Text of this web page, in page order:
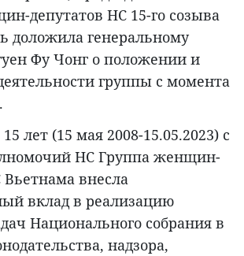
депутатов НС 15-го созыва
доложила генеральному
Фу Чонг о положении и
группы с момента
лет (15 мая 2008-15.05.2023) с
НС Группа женщин-
Вьетнама внесла
вклад в реализацию
Национального собрания в
надзора,